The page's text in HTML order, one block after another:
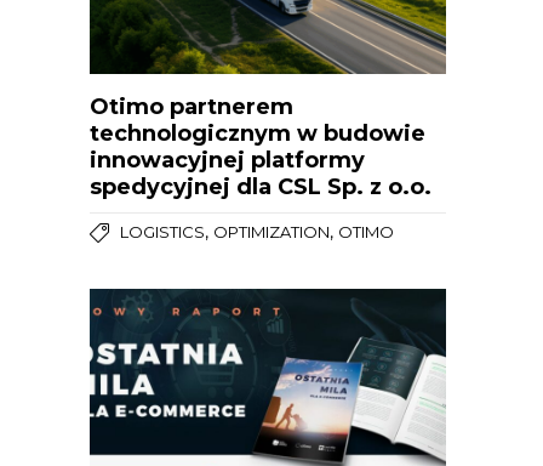
Otimo partnerem
technologicznym w budowie
innowacyjnej platformy
spedycyjnej dla CSL Sp. z o.o.
LOGISTICS, OPTIMIZATION, OTIMO